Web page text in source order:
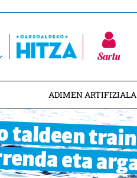
Sartu
ADIMEN ARTIFIZIALA